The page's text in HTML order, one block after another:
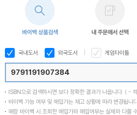
바이백 상품검색 내 주문에서 선택
국내도서 외국도서 게임타이틀
ISBN으로 검색하시면 보다 정확한 결과가 나옵니다. ( -
바이백 가능 여부 및 매입가는 재고 상황에 따라 변경됩니
매장 바이백 시 조회한 매입가와 매입여부는 실제와 다를